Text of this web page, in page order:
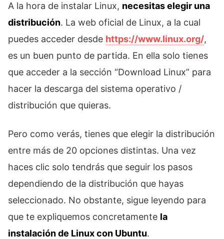
A la hora de instalar Linux, necesitas elegir una
distribución. La web oficial de Linux, a la cual
puedes acceder desde https://www.linux.org/,
es un buen punto de partida. En ella solo tienes
que acceder a la sección “Download Linux” para
hacer la descarga del sistema operativo /
distribución que quieras.
Pero como verás, tienes que elegir la distribución
entre más de 20 opciones distintas. Una vez
haces clic solo tendrás que seguir los pasos
dependiendo de la distribución que hayas
seleccionado. No obstante, sigue leyendo para
que te expliquemos concretamente la
instalación de Linux con Ubuntu.